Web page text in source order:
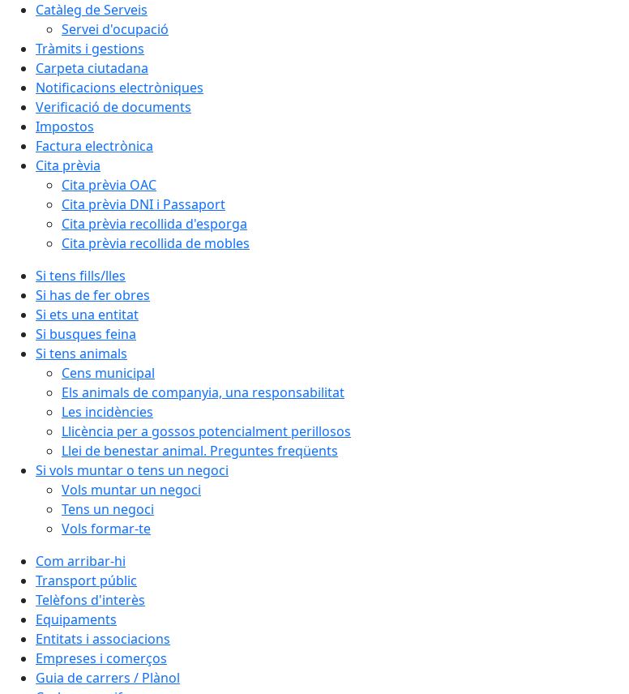
Catàleg de Serveis
Servei d'ocupació
Tràmits i gestions
Carpeta ciutadana
Notificacions electròniques
Verificació de documents
Impostos
Factura electrònica
Cita prèvia
Cita prèvia OAC
Cita prèvia DNI i Passaport
Cita prèvia recollida d'esporga
Cita prèvia recollida de mobles
Si tens fills/lles
Si has de fer obres
Si ets una entitat
Si busques feina
Si tens animals
Cens municipal
Els animals de companyia, una responsabilitat
Les incidències
Llicència per a gossos potencialment perillosos
Llei de benestar animal. Preguntes freqüents
Si vols muntar o tens un negoci
Vols muntar un negoci
Tens un negoci
Vols formar-te
Com arribar-hi
Transport públic
Telèfons d'interès
Equipaments
Entitats i associacions
Empreses i comerços
Guia de carrers / Plànol